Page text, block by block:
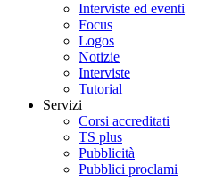
Interviste ed eventi
Focus
Logos
Notizie
Interviste
Tutorial
Servizi
Corsi accreditati
TS plus
Pubblicità
Pubblici proclami